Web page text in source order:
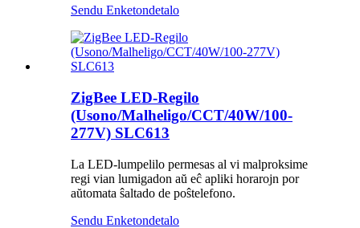
Sendu Enketondetalo
ZigBee LED-Regilo
(Usono/Malheligo/CCT/40W/100-
277V) SLC613
La LED-lumpelilo permesas al vi malproksime
regi vian lumigadon aŭ eĉ apliki horarojn por
aŭtomata ŝaltado de poŝtelefono.
Sendu Enketondetalo